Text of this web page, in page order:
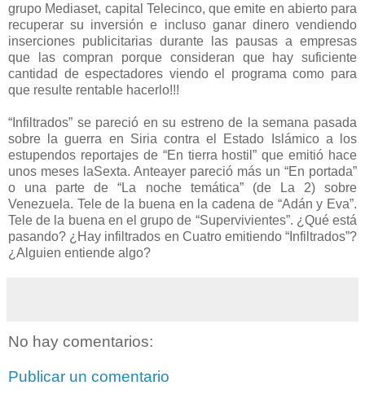
grupo Mediaset, capital Telecinco, que emite en abierto para
recuperar su inversión e incluso ganar dinero vendiendo
inserciones publicitarias durante las pausas a empresas
que las compran porque consideran que hay suficiente
cantidad de espectadores viendo el programa como para
que resulte rentable hacerlo!!!
“Infiltrados” se pareció en su estreno de la semana pasada
sobre la guerra en Siria contra el Estado Islámico a los
estupendos reportajes de “En tierra hostil” que emitió hace
unos meses laSexta. Anteayer pareció más un “En portada”
o una parte de “La noche temática” (de La 2) sobre
Venezuela. Tele de la buena en la cadena de “Adán y Eva”.
Tele de la buena en el grupo de “Supervivientes”. ¿Qué está
pasando? ¿Hay infiltrados en Cuatro emitiendo “Infiltrados”?
¿Alguien entiende algo?
No hay comentarios:
Publicar un comentario